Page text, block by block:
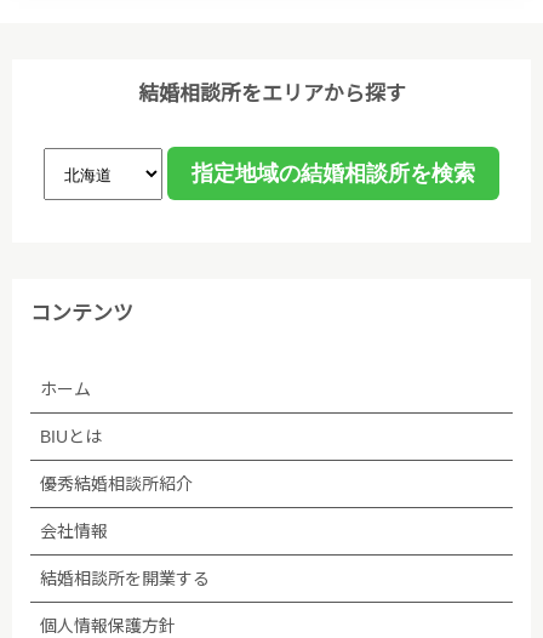
結婚相談所をエリアから探す
コンテンツ
ホーム
BIUとは
優秀結婚相談所紹介
会社情報
結婚相談所を開業する
個人情報保護方針